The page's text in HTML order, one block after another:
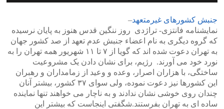
جنبش کشورهای غیرمتعهد–
نمایشنامه فانتزی- تراژدی روز ننگین قدس هنوز به پایان نرسیده
که گروه دیگری به نام اعضاء جنبش عدم تعهد از صد کشور جهان
به تهران دعوت شده اند که گویا از ۷ تا ۱۱ شهریور همه تهران را به
نورد خود می آورند. رژیم، برای نشان دادن یک مشروعیت
ساختگی، با هزاران اصرار، وعده و وعید از زمامداران و رهبران
این کشورها نیز دعوت نموده، ولی سوای ۳۷ کشور، بیشتر آنان
چندان روی خوشی نشان ندادند و به ناچار می خواهند تنها نماینده
ساده ای به تهران بفرستند.شگفتی اینجاست که بیشتر این